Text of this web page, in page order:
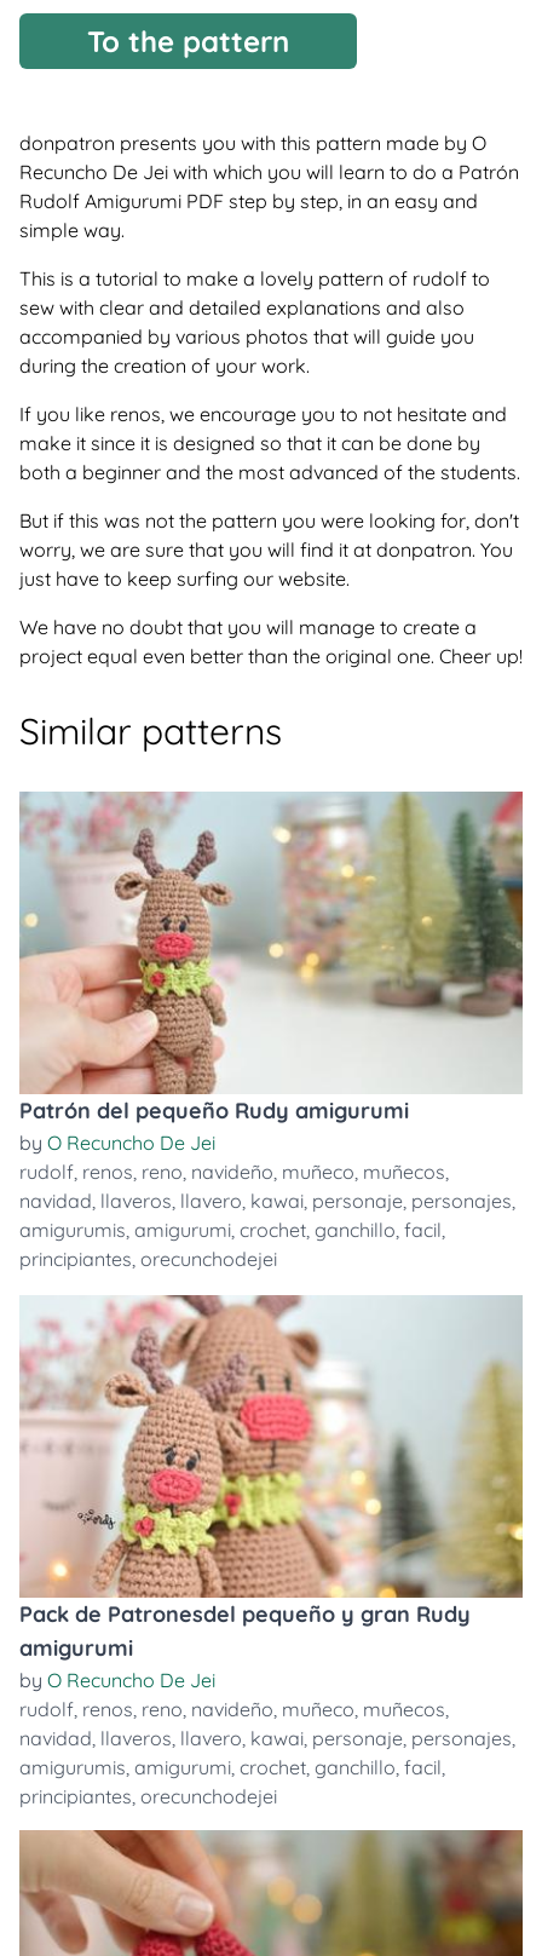
To the pattern
donpatron presents you with this pattern made by O
Recuncho De Jei with which you will learn to do a Patrón
Rudolf Amigurumi PDF step by step, in an easy and
simple way.
This is a tutorial to make a lovely pattern of rudolf to
sew with clear and detailed explanations and also
accompanied by various photos that will guide you
during the creation of your work.
If you like renos, we encourage you to not hesitate and
make it since it is designed so that it can be done by
both a beginner and the most advanced of the students.
But if this was not the pattern you were looking for, don't
worry, we are sure that you will find it at donpatron. You
just have to keep surfing our website.
We have no doubt that you will manage to create a
project equal even better than the original one. Cheer up!
Similar patterns
Patrón del pequeño Rudy amigurumi
by O Recuncho De Jei
rudolf, renos, reno, navideño, muñeco, muñecos,
navidad, llaveros, llavero, kawai, personaje, personajes,
amigurumis, amigurumi, crochet, ganchillo, facil,
principiantes, orecunchodejei
Pack de Patronesdel pequeño y gran Rudy
amigurumi
by O Recuncho De Jei
rudolf, renos, reno, navideño, muñeco, muñecos,
navidad, llaveros, llavero, kawai, personaje, personajes,
amigurumis, amigurumi, crochet, ganchillo, facil,
principiantes, orecunchodejei